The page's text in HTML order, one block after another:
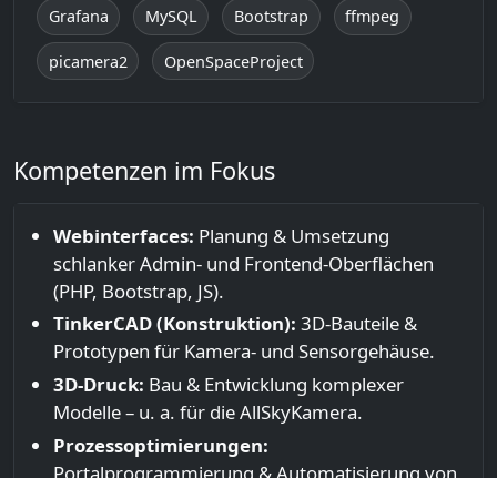
Grafana MySQL Bootstrap ffmpeg
picamera2 OpenSpaceProject
Kompetenzen im Fokus
Webinterfaces: Planung & Umsetzung
schlanker Admin- und Frontend-Oberflächen
(PHP, Bootstrap, JS).
TinkerCAD (Konstruktion): 3D-Bauteile &
Prototypen für Kamera- und Sensorgehäuse.
3D-Druck: Bau & Entwicklung komplexer
Modelle – u. a. für die AllSkyKamera.
Prozessoptimierungen: